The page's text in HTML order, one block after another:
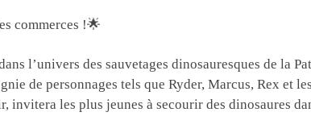
commerces !🌟
l’univers des sauvetages dinosauresques de la
de personnages tels que Ryder, Marcus, Rex et
invitera les plus jeunes à secourir des dinosaures